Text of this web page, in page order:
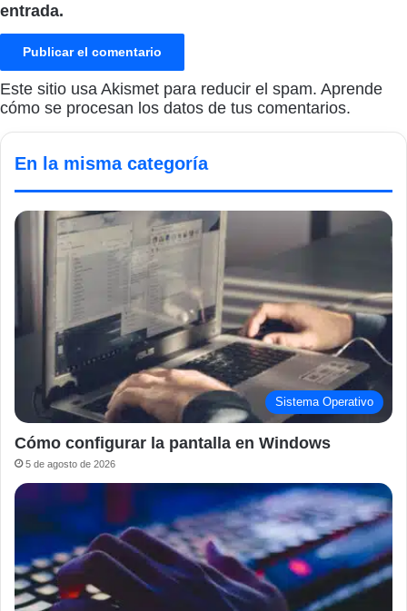
entrada.
Este sitio usa Akismet para reducir el spam. Aprende
cómo se procesan los datos de tus comentarios.
En la misma categoría
Sistema Operativo
Cómo configurar la pantalla en Windows
5 de agosto de 2026